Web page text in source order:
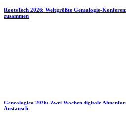
RootsTech 2026: Weltgrößte Genealogie-
zusammen
Genealogica 2026: Zwei Wochen digitale
Austausch